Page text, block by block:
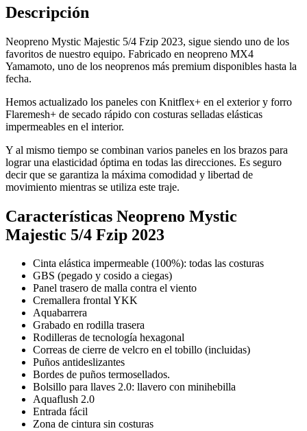
Descripción
Neopreno Mystic Majestic 5/4 Fzip 2023, sigue siendo uno de los
favoritos de nuestro equipo. Fabricado en neopreno MX4
Yamamoto, uno de los neoprenos más premium disponibles hasta la
fecha.
Hemos actualizado los paneles con Knitflex+ en el exterior y forro
Flaremesh+ de secado rápido con costuras selladas elásticas
impermeables en el interior.
Y al mismo tiempo se combinan varios paneles en los brazos para
lograr una elasticidad óptima en todas las direcciones. Es seguro
decir que se garantiza la máxima comodidad y libertad de
movimiento mientras se utiliza este traje.
Características Neopreno Mystic
Majestic 5/4 Fzip 2023
Cinta elástica impermeable (100%): todas las costuras
GBS (pegado y cosido a ciegas)
Panel trasero de malla contra el viento
Cremallera frontal YKK
Aquabarrera
Grabado en rodilla trasera
Rodilleras de tecnología hexagonal
Correas de cierre de velcro en el tobillo (incluidas)
Puños antideslizantes
Bordes de puños termosellados.
Bolsillo para llaves 2.0: llavero con minihebilla
Aquaflush 2.0
Entrada fácil
Zona de cintura sin costuras